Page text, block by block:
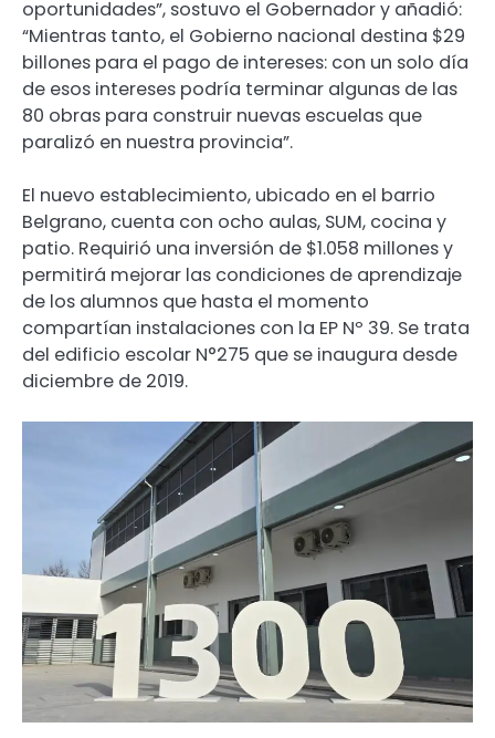
oportunidades”, sostuvo el Gobernador y añadió:
“Mientras tanto, el Gobierno nacional destina $29
billones para el pago de intereses: con un solo día
de esos intereses podría terminar algunas de las
80 obras para construir nuevas escuelas que
paralizó en nuestra provincia”.
El nuevo establecimiento, ubicado en el barrio
Belgrano, cuenta con ocho aulas, SUM, cocina y
patio. Requirió una inversión de $1.058 millones y
permitirá mejorar las condiciones de aprendizaje
de los alumnos que hasta el momento
compartían instalaciones con la EP Nº 39. Se trata
del edificio escolar N°275 que se inaugura desde
diciembre de 2019.